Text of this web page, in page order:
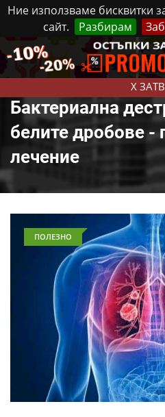
Ние използваме бисквитки
сайт.
Разбирам
X
Събота, 8 Август, 2026
Бактериална
белите дробове -
лечение
ПОЛЕЗНО